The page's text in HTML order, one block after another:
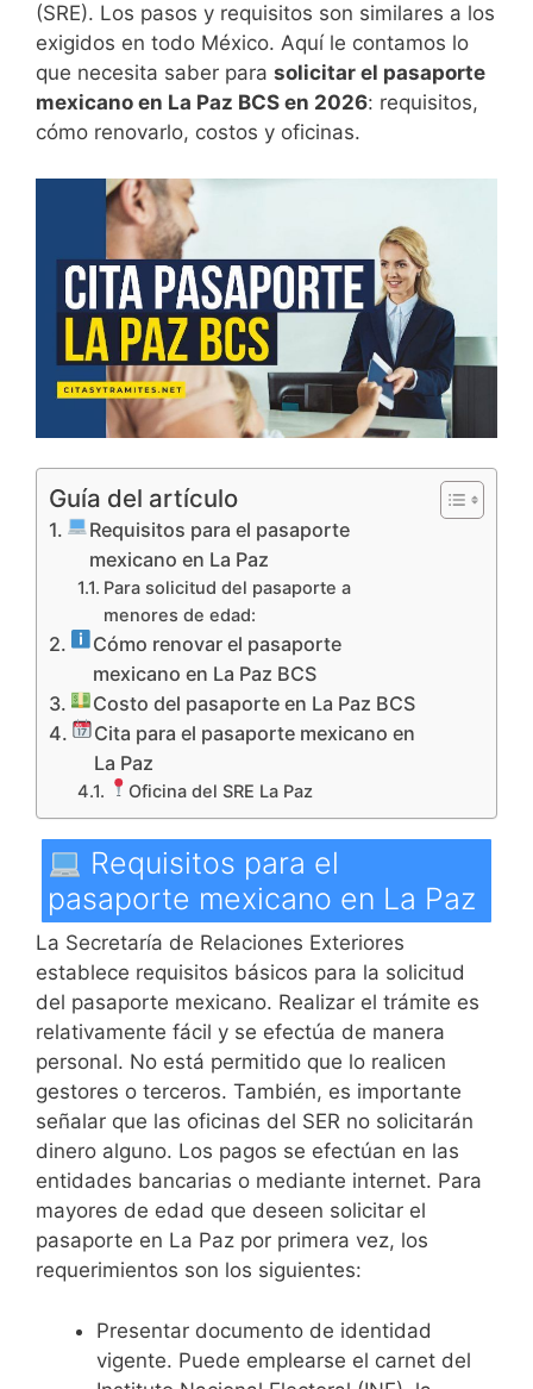
(SRE). Los pasos y requisitos son similares a los
exigidos en todo México. Aquí le contamos lo
que necesita saber para solicitar el pasaporte
mexicano en La Paz BCS en 2026: requisitos,
cómo renovarlo, costos y oficinas.
Guía del artículo
Requisitos para el pasaporte
mexicano en La Paz
Para solicitud del pasaporte a
menores de edad:
Cómo renovar el pasaporte
mexicano en La Paz BCS
Costo del pasaporte en La Paz BCS
Cita para el pasaporte mexicano en
La Paz
Oficina del SRE La Paz
Requisitos para el
pasaporte mexicano en La Paz
La Secretaría de Relaciones Exteriores
establece requisitos básicos para la solicitud
del pasaporte mexicano. Realizar el trámite es
relativamente fácil y se efectúa de manera
personal. No está permitido que lo realicen
gestores o terceros. También, es importante
señalar que las oficinas del SER no solicitarán
dinero alguno. Los pagos se efectúan en las
entidades bancarias o mediante internet. Para
mayores de edad que deseen solicitar el
pasaporte en La Paz por primera vez, los
requerimientos son los siguientes:
Presentar documento de identidad
vigente. Puede emplearse el carnet del